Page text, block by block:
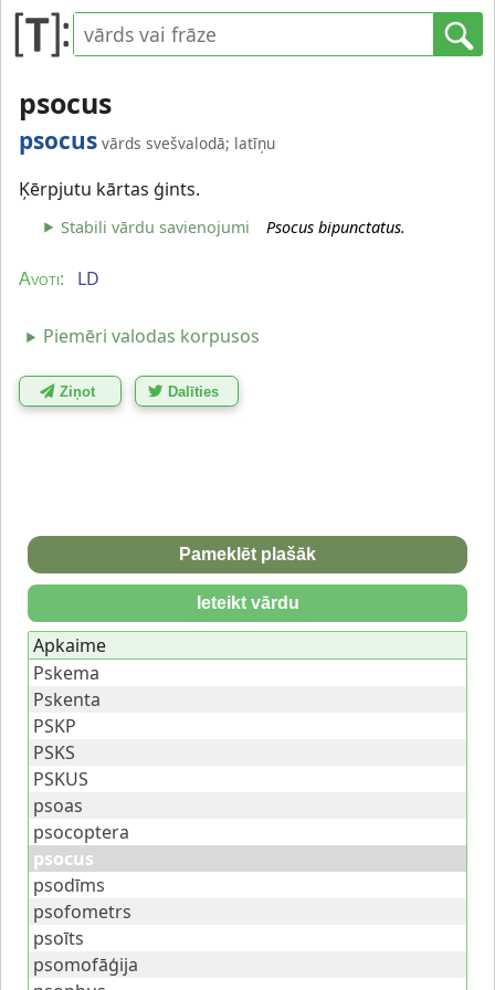
psocus
psocus vārds svešvalodā; latīņu
Ķērpjutu kārtas ģints.
Stabili vārdu savienojumi Psocus bipunctatus.
Avoti: LD
Piemēri valodas korpusos
Ziņot Dalīties
Pameklēt plašāk
Ieteikt vārdu
Apkaime
Pskema
Pskenta
PSKP
PSKS
PSKUS
psoas
psocoptera
psocus
psodīms
psofometrs
psoīts
psomofāģija